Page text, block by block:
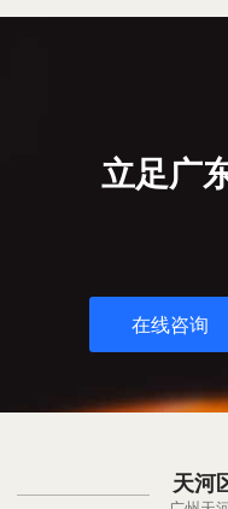
立足广
在线咨询
天河